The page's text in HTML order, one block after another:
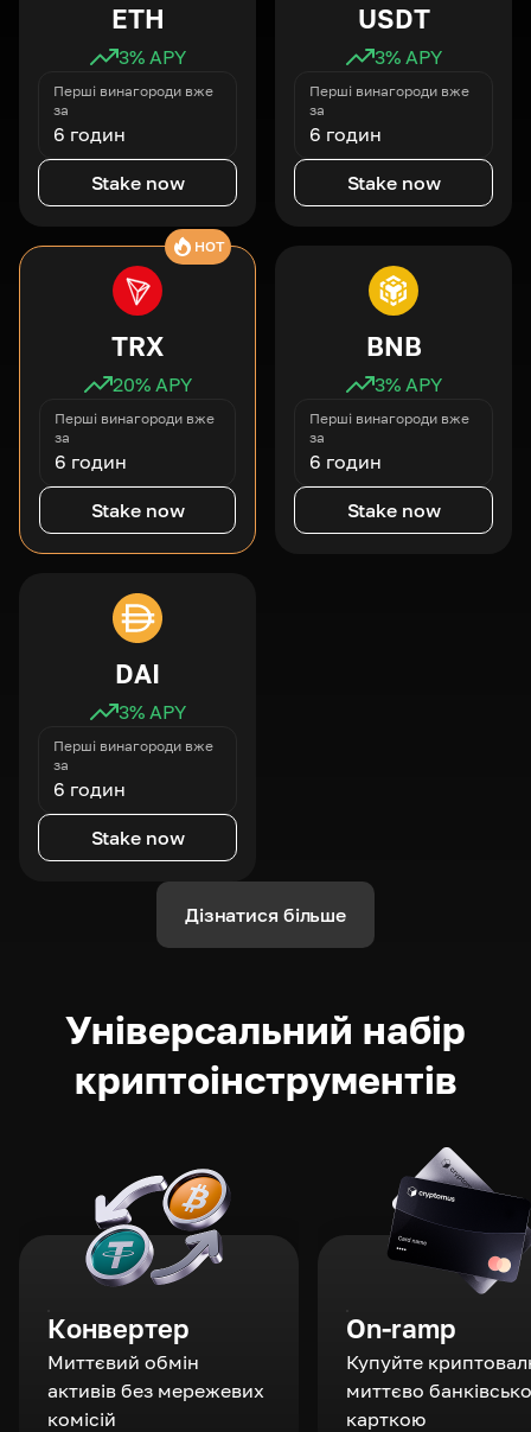
ETH
3% APY
Перші винагороди вже
за
6 годин
Stake now
USDT
3% APY
Перші винагороди вже
за
6 годин
Stake now
HOT
TRX
20% APY
Перші винагороди вже
за
6 годин
Stake now
BNB
3% APY
Перші винагороди вже
за
6 годин
Stake now
DAI
3% APY
Перші винагороди вже
за
6 годин
Stake now
Дізнатися більше
Універсальний набір
криптоінструментів
Конвертер
Миттєвий обмін
активів без мережевих
комісій
On-ramp
Купуйте
миттєво
карткою